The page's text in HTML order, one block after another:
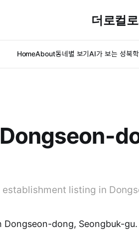
더로컬
HomeAbout동네별 보기AI가 보는 성북
Dongseon-
establishment listing in
Dongseon-dong, Seongbuk-gu.